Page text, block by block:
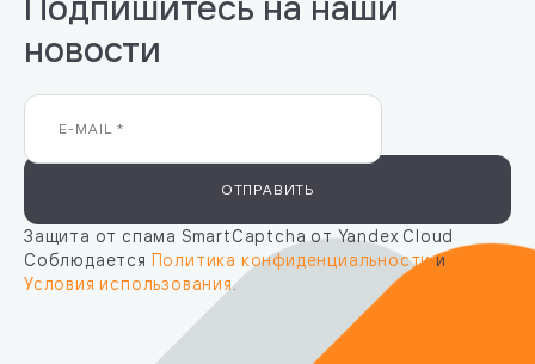
новости
ОТПРАВИТЬ
Защита от спама SmartCaptcha от Yandex Cloud
Соблюдается Политика конфиденциальностии
Условия использования.